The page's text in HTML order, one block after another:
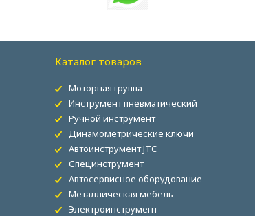
Каталог товаров
Моторная группа
Инструмент пневматический
Ручной инструмент
Динамометрические ключи
Автоинструмент JTC
Специнструмент
Автосервисное оборудование
Металлическая мебель
Электроинструмент